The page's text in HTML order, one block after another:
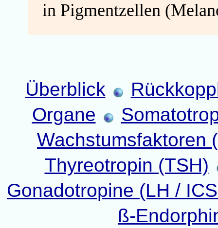
in Pigmentzellen
Überblick
Organe
Wachstumsfaktoren
Thyreotropin (TSH)
Gonadotropine (LH /
ß-